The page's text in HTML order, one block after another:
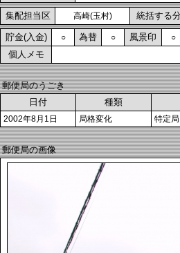
集配担当区 高崎(玉村) 統括する
貯金(入金) ○ 為替 ○ 風景印 ○
個人メモ
郵便局のうごき
日付
種類
2002年8月1日 局格変化 特定
郵便局の画像